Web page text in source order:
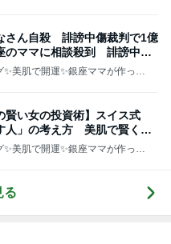
る
でもプレゼン！
間前
前